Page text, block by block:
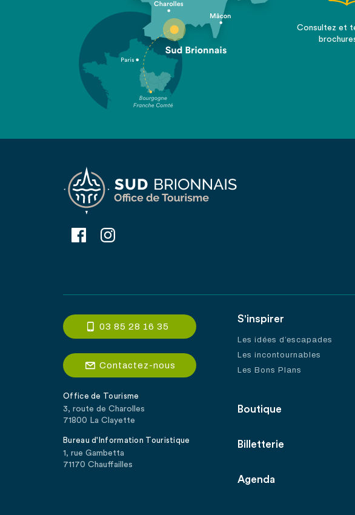
Consultez et
03 85 28 16 35
Contactez-nous
Office de Tourisme
3, route de Charolles
71800 La Clayette
Bureau d'Information Touristique
1, rue Gambetta
71170 Chauffailles
S'inspirer
Les idées d’escapades
Les incontournables
Les Bons Plans
Boutique
Billetterie
Agenda